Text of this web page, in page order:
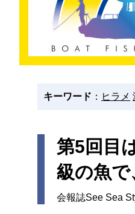
キーワード ： ヒラメ
第5回目
級の魚で
会報誌See Sea